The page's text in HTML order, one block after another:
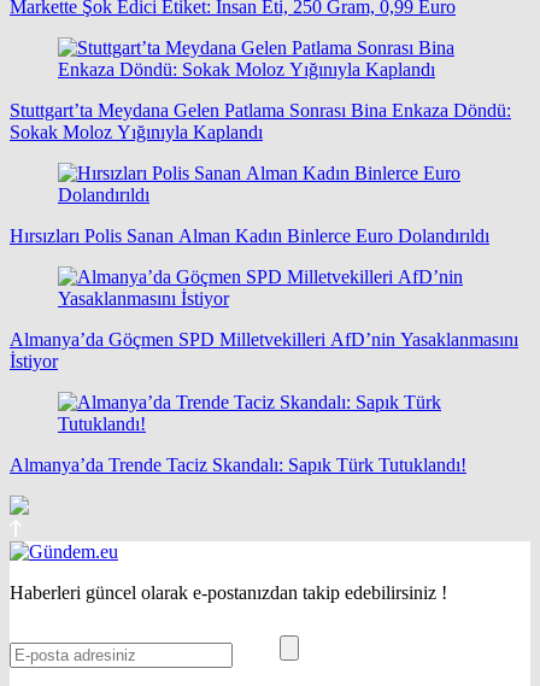
Markette Şok Edici Etiket: İnsan Eti, 250 Gram, 0,99 Euro
Stuttgart’ta Meydana Gelen Patlama Sonrası Bina Enkaza Döndü:
Sokak Moloz Yığınıyla Kaplandı
Hırsızları Polis Sanan Alman Kadın Binlerce Euro Dolandırıldı
Almanya’da Göçmen SPD Milletvekilleri AfD’nin Yasaklanmasını
İstiyor
Almanya’da Trende Taciz Skandalı: Sapık Türk Tutuklandı!
Haberleri güncel olarak e-postanızdan takip edebilirsiniz !